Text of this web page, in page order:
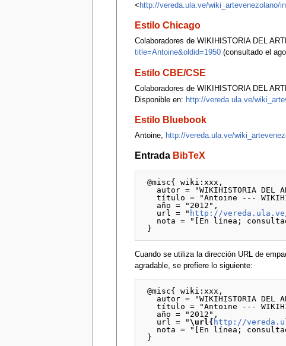
< http://vereda.ula.ve/wiki_artevenezolano/
Estilo Chicago
Colaboradores de WIKIHISTORIA DEL
title=Antoine&oldid=1950(consultado el
Estilo CBE/CSE
Colaboradores de WIKIHISTORIA DEL
Disponible en: http://vereda.ula.ve/
Estilo Bluebook
Antoine, http://vereda.ula.ve/
Entrada BibTeX
@misc{ wiki:xxx,
   título = "Antoine --- WIKIHISTORIA DEL ARTE VENEZOLANO{,} ",
   url = "
http://vereda.ula.ve/
Cuando se utiliza la dirección URL de
agradable, se prefiere lo siguiente:
@misc{ wiki:xxx,
   título = "Antoine --- WIKIHISTORIA DEL ARTE VENEZOLANO{,} ",
   url = "
\url{ http://